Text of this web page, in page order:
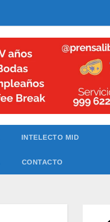
INTELECTO MID
CONTACTO